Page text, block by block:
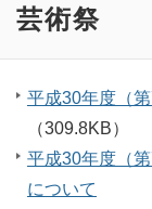
芸術祭
平成30年度（
（309.8KB）
平成30年度（
について